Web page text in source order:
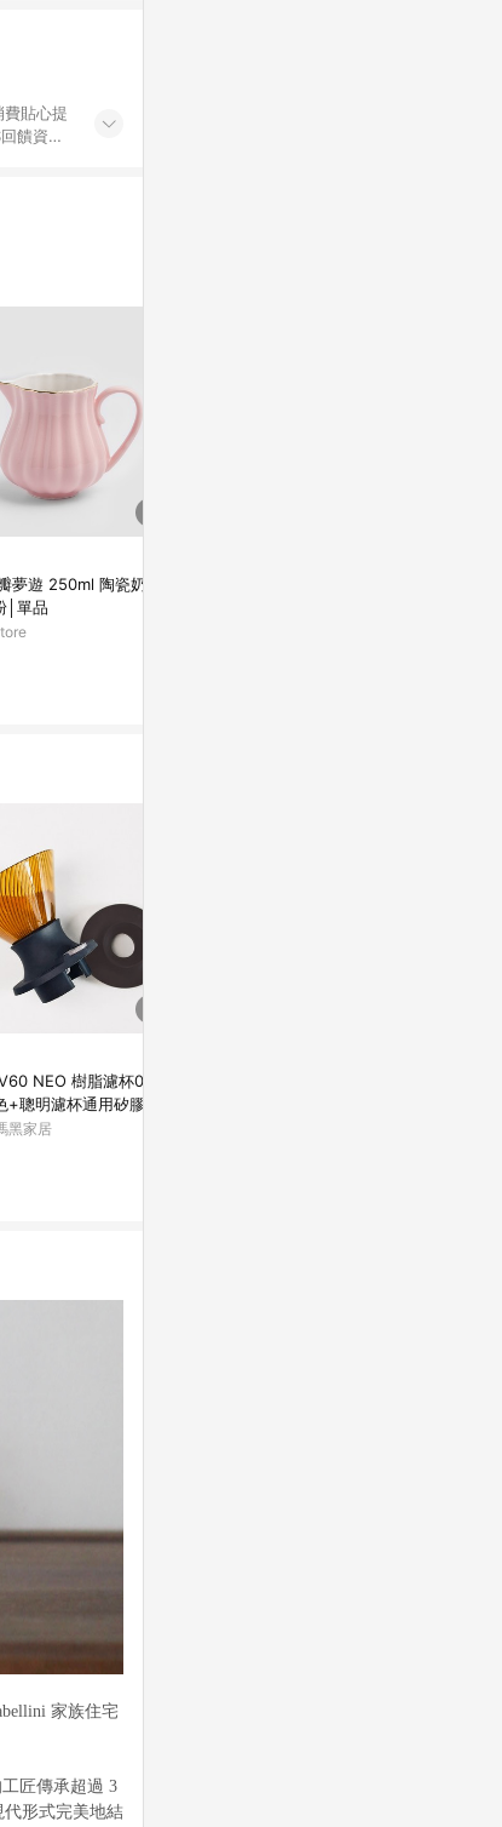
貼心提
饋資
夢遊 250ml 陶瓷奶罐
│單品
NEO 樹脂濾杯01/0
+聰明濾杯通用矽膠開
濾杯02+開關底座
黑家居
家族住宅
匠傳承超過 3
形式完美地結